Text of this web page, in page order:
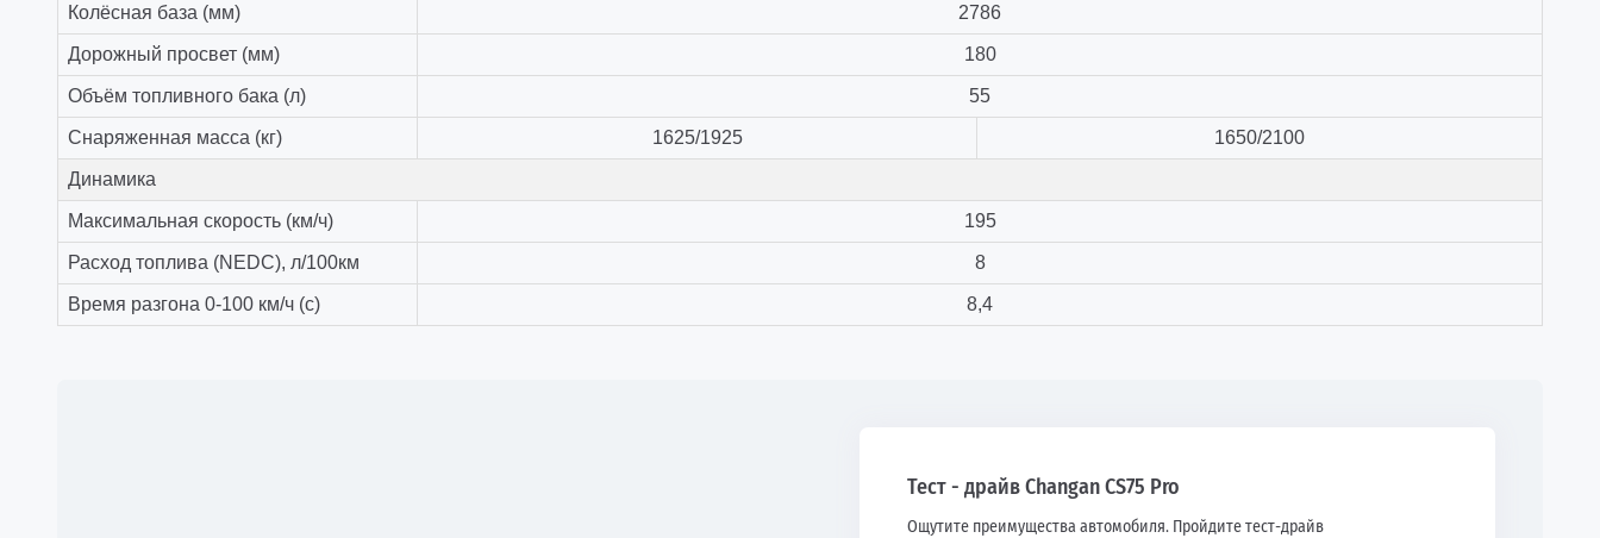
Колёсная база (мм) 2786
Дорожный просвет (мм) 180
Объём топливного бака (л) 55
Снаряженная масса (кг) 1625/1925 1650/2100
Динамика
Максимальная скорость (км/ч) 195
Расход топлива (NEDC), л/100км 8
Время разгона 0-100 км/ч (с) 8,4
Тест - драйв Changan CS75 Pro
Ощутите преимущества автомобиля. Пройдите тест-драйв